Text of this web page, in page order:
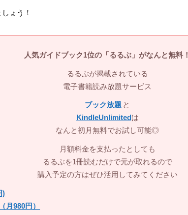
ょう！
人気ガイドブック1位の「 るるぶ」 がなんと無料！
るるぶが掲載されている
電子書籍読み放題サービス
ブック放題 と
KindleUnlimitedは
なんと初月無料でお試し可能◎
月額料金を支払ったとしても
るるぶを1冊読むだけで元が取れるので
購入予定の方はぜひ活用してみてください
)
月980円）